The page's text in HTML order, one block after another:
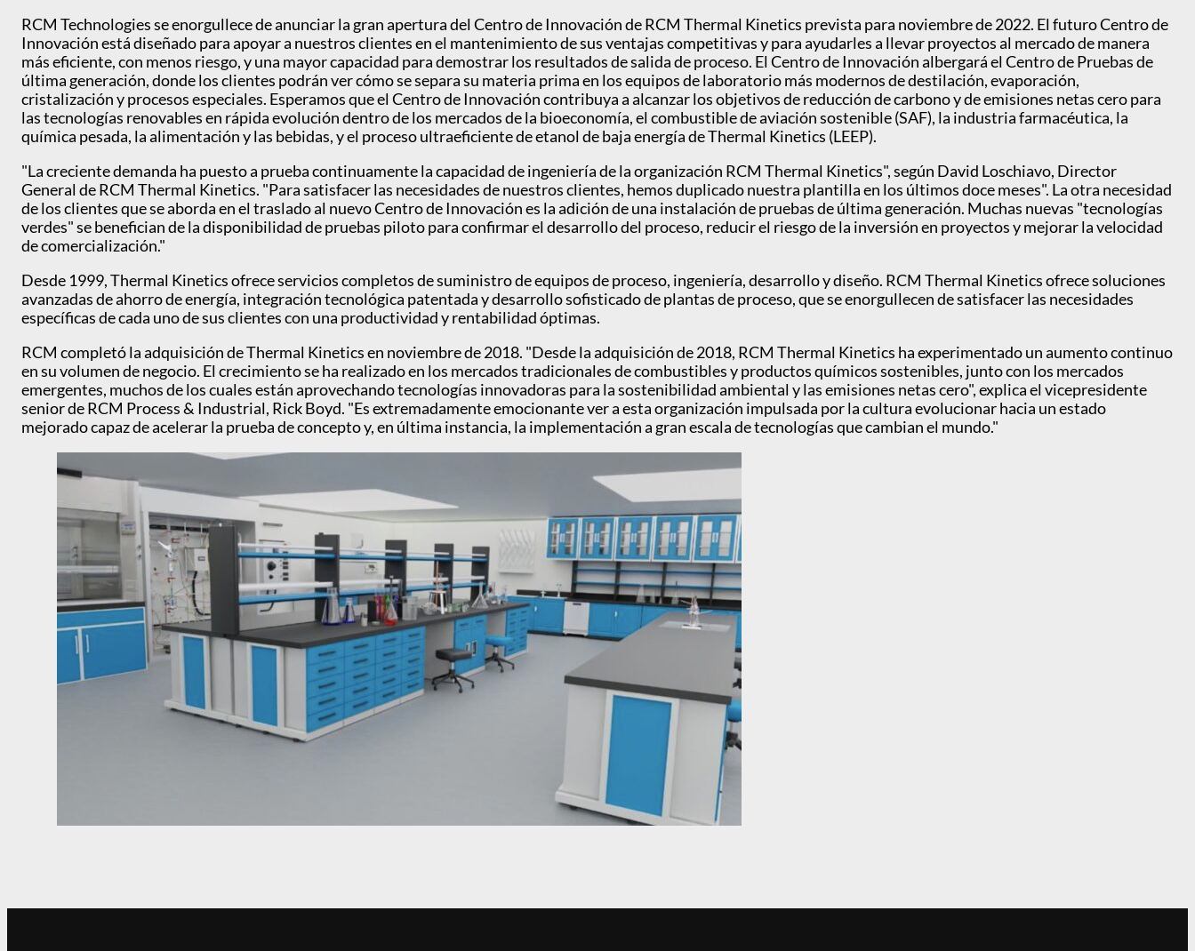
RCM Technologies se enorgullece de anunciar la gran apertura del Centro de Innovación de RCM Thermal Kinetics prevista para noviembre de 2022. El futuro Centro de
Innovación está diseñado para apoyar a nuestros clientes en el mantenimiento de sus ventajas competitivas y para ayudarles a llevar proyectos al mercado de manera
más eficiente, con menos riesgo, y una mayor capacidad para demostrar los resultados de salida de proceso. El Centro de Innovación albergará el Centro de Pruebas de
última generación, donde los clientes podrán ver cómo se separa su materia prima en los equipos de laboratorio más modernos de destilación, evaporación,
cristalización y procesos especiales. Esperamos que el Centro de Innovación contribuya a alcanzar los objetivos de reducción de carbono y de emisiones netas cero para
las tecnologías renovables en rápida evolución dentro de los mercados de la bioeconomía, el combustible de aviación sostenible (SAF), la industria farmacéutica, la
química pesada, la alimentación y las bebidas, y el proceso ultraeficiente de etanol de baja energía de Thermal Kinetics (LEEP).
"La creciente demanda ha puesto a prueba continuamente la capacidad de ingeniería de la organización RCM Thermal Kinetics", según David Loschiavo, Director
General de RCM Thermal Kinetics. "Para satisfacer las necesidades de nuestros clientes, hemos duplicado nuestra plantilla en los últimos doce meses". La otra necesidad
de los clientes que se aborda en el traslado al nuevo Centro de Innovación es la adición de una instalación de pruebas de última generación. Muchas nuevas "tecnologías
verdes" se benefician de la disponibilidad de pruebas piloto para confirmar el desarrollo del proceso, reducir el riesgo de la inversión en proyectos y mejorar la velocidad
de comercialización."
Desde 1999, Thermal Kinetics ofrece servicios completos de suministro de equipos de proceso, ingeniería, desarrollo y diseño. RCM Thermal Kinetics ofrece soluciones
avanzadas de ahorro de energía, integración tecnológica patentada y desarrollo sofisticado de plantas de proceso, que se enorgullecen de satisfacer las necesidades
específicas de cada uno de sus clientes con una productividad y rentabilidad óptimas.
RCM completó la adquisición de Thermal Kinetics en noviembre de 2018. "Desde la adquisición de 2018, RCM Thermal Kinetics ha experimentado un aumento continuo
en su volumen de negocio. El crecimiento se ha realizado en los mercados tradicionales de combustibles y productos químicos sostenibles, junto con los mercados
emergentes, muchos de los cuales están aprovechando tecnologías innovadoras para la sostenibilidad ambiental y las emisiones netas cero", explica el vicepresidente
senior de RCM Process & Industrial, Rick Boyd. "Es extremadamente emocionante ver a esta organización impulsada por la cultura evolucionar hacia un estado
mejorado capaz de acelerar la prueba de concepto y, en última instancia, la implementación a gran escala de tecnologías que cambian el mundo."